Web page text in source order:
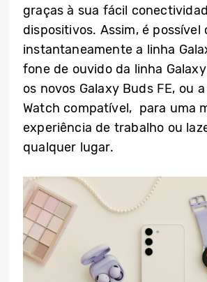
graças à sua fácil
dispositivos. Assim, é possível
instantaneamente a linha
fone de ouvido da linha
os novos Galaxy Buds FE, ou
Watch compatível, para uma
experiência de trabalho ou
qualquer lugar.